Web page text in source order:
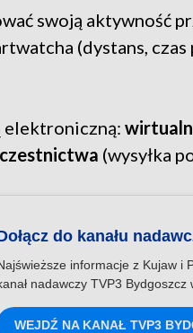
swoją aktywność
(dystans,
elektroniczną:
(wysyłka
do kanału
informacje z Kujaw i
nadawczy TVP3
WEJDŹ NA KANAŁ TVP3